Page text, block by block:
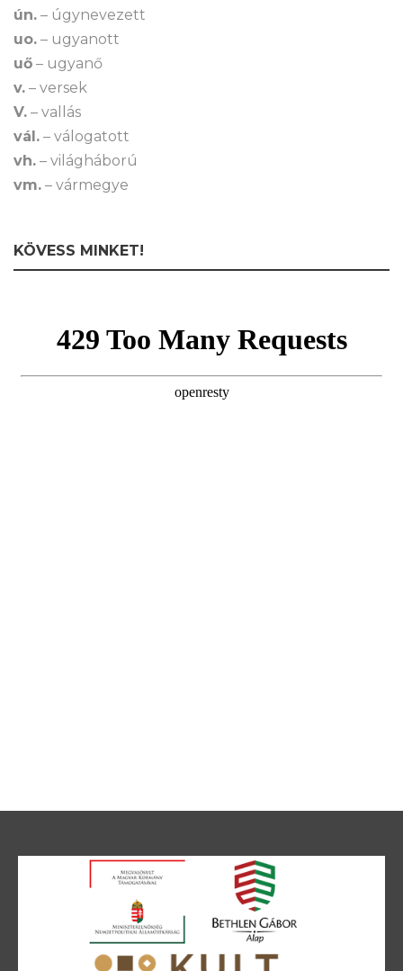
ún. – úgynevezett
uo. – ugyanott
uő – ugyanő
v. – versek
V. – vallás
vál. – válogatott
vh. – világháború
vm. – vármegye
KÖVESS MINKET!